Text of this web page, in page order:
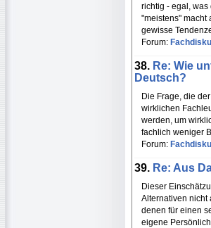
richtig - egal,
"meistens" macht
gewisse
Forum:
38. Re: Wie
Deutsch?
Die Frage, die
wirklichen
werden, um
fachlich weniger
Forum:
39. Re: Aus
Dieser
Alternativen nicht
denen für einen
eigene